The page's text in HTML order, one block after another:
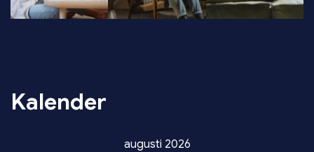
Kalender
augusti 2026